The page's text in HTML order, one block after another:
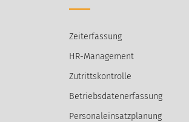
Zeiterfassung
HR-Management
Zutrittskontrolle
Betriebsdatenerfassung
Personaleinsatzplanung